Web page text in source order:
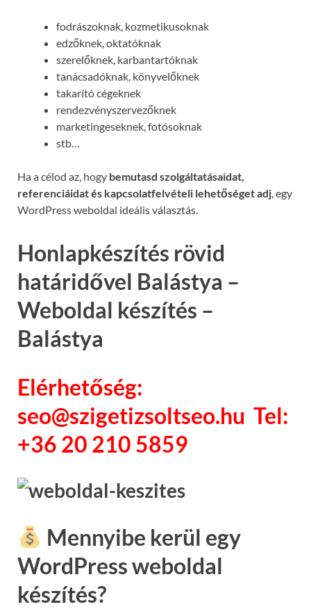
fodrászoknak, kozmetikusoknak
edzőknek, oktatóknak
szerelőknek, karbantartóknak
tanácsadóknak, könyvelőknek
takarító cégeknek
rendezvényszervezőknek
marketingeseknek, fotósoknak
stb…
Ha a célod az, hogy bemutasd szolgáltatásaidat,
referenciáidat és kapcsolatfelvételi lehetőséget adj, egy
WordPress weboldal ideális választás.
Honlapkészítés rövid
határidővel Balástya –
Weboldal készítés –
Balástya
Elérhetőség:
seo@szigetizsoltseo.hu Tel:
+36 20 210 5859
Mennyibe kerül egy
WordPress weboldal
készítés?